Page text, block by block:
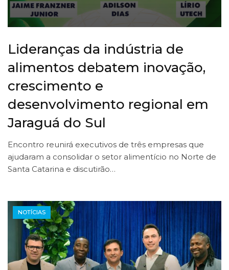
Lideranças da indústria de
alimentos debatem inovação,
crescimento e
desenvolvimento regional em
Jaraguá do Sul
Encontro reunirá executivos de três empresas que
ajudaram a consolidar o setor alimentício no Norte de
Santa Catarina e discutirão…
NOTÍCIAS